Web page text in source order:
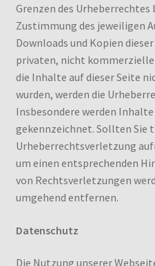
Grenzen des
Zustimmung des jeweiligen
Downloads und Kopien
privaten, nicht
die Inhalte auf dieser Seite
wurden, werden die
Insbesondere werden
gekennzeichnet. Sollten Sie
Urheberrechtsverletzung
um einen entsprechenden
von Rechtsverletzungen
umgehend entfernen.
Datenschutz
Die Nutzung unserer